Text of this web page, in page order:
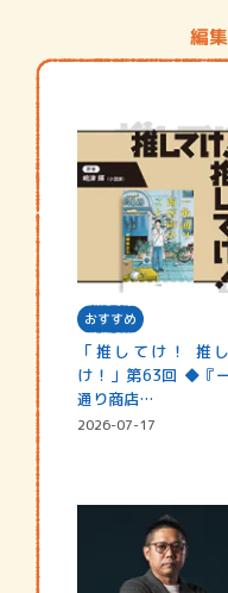
編
おすすめ
「推してけ！ 推
け！」第63回 ◆『
通り商店…
2026-07-17